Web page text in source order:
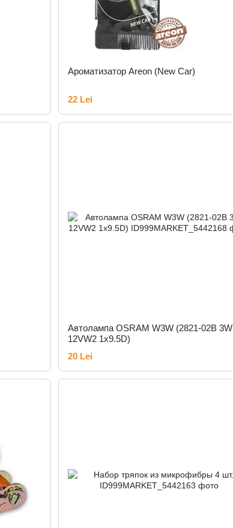
Ароматизатор Areon (New Car)
22 Lei
Автолампа OSRAM W3W (2821-02B 3W
12VW2 1x9.5D)
20 Lei